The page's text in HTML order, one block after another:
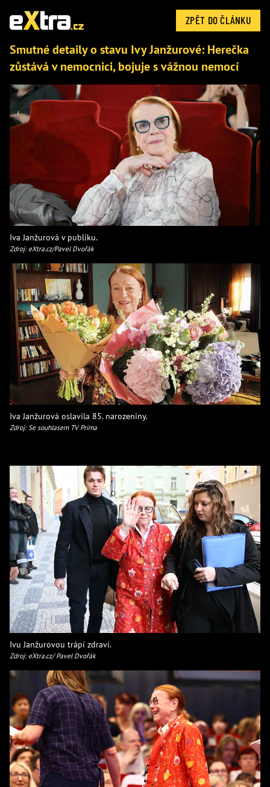
ZPĚT DO ČLÁNKU
Smutné detaily o stavu Ivy Janžurové: Herečka
zůstává v nemocnici, bojuje s vážnou nemocí
Iva Janžurová v publiku.
Zdroj: eXtra.cz/Pavel Dvořák
Iva Janžurová oslavila 85. narozeniny.
Zdroj: Se souhlasem TV Prima
Ivu Janžurovou trápí zdraví.
Zdroj: eXtra.cz/ Pavel Dvořák